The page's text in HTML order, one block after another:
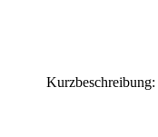
Kurzbeschreibung: